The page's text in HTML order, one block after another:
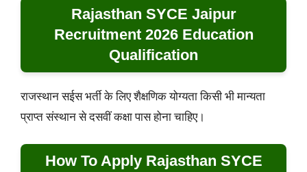
Rajasthan SYCE Jaipur
Recruitment 2026 Education
Qualification
राजस्थान सईस भर्ती के लिए शैक्षणिक योग्यता किसी भी मान्यता
प्राप्त संस्थान से दसवीं कक्षा पास होना चाहिए।
How To Apply Rajasthan SYCE